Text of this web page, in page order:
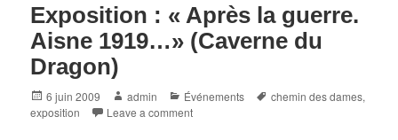
Exposition : « Après la guerre.
Aisne 1919…» (Caverne du
Dragon)
Posted
on
6 juin 2009 Author
admin Categories
Événements Tags
chemin des dames,
exposition
Leave a comment